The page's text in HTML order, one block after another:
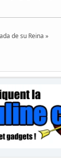
de su Reina »